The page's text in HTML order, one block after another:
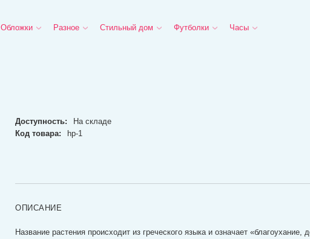
Обложки Разное Стильный дом Футболки Часы
Доступность:
На складе
Код товара:
hp-1
ОПИСАНИЕ
Название растения происходит из греческого языка и означает «благоухание,